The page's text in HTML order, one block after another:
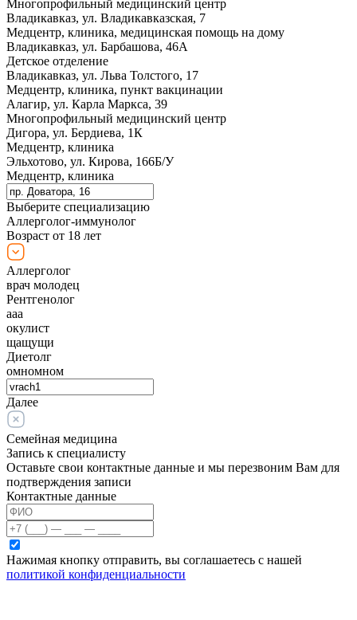
Многопрофильный медицинский центр
Владикавказ, ул. Владикавказская, 7
Медцентр, клиника, медицинская помощь на дому
Владикавказ, ул. Барбашова, 46А
Детское отделение
Владикавказ, ул. Льва Толстого, 17
Медцентр, клиника, пункт вакцинации
Алагир, ул. Карла Маркса, 39
Многопрофильный медицинский центр
Дигора, ул. Бердиева, 1К
Медцентр, клиника
Эльхотово, ул. Кирова, 166Б/У
Медцентр, клиника
Выберите специализацию
Аллерголог-иммунолог
Возраст от 18 лет
Аллерголог
врач молодец
Рентгенолог
ааа
окулист
щащущи
Диетолг
омномном
Далее
Семейная медицина
Запись к специалисту
Оставьте свои контактные данные и мы перезвоним Вам для
подтверждения записи
Контактные данные
Нажимая кнопку отправить, вы соглашаетесь с нашей
политикой конфиденциальности